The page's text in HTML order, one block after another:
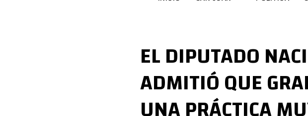
M
h
a
EL DIPUTADO
ADMITIÓ QUE